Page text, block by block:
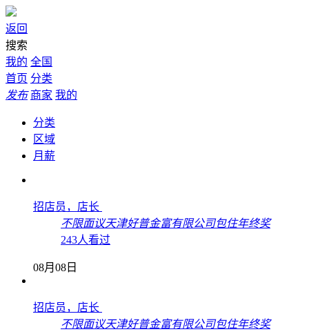
返回
搜索
我的 全国
首页 分类
发布 商家 我的
分类
区域
月薪
招店员，店长
不限面议天津好普金富有限公司包住年终奖
243人看过
08月08日
招店员，店长
不限面议天津好普金富有限公司包住年终奖